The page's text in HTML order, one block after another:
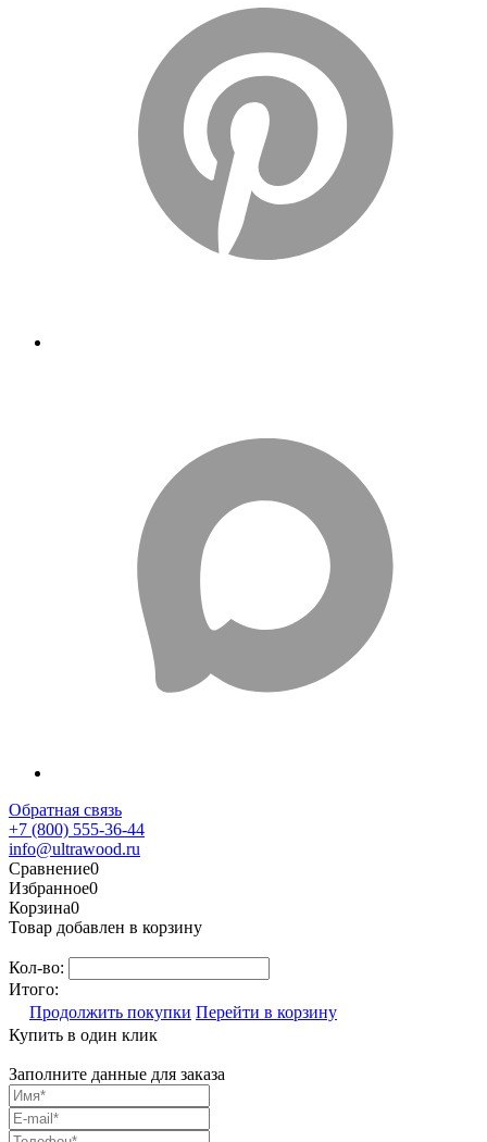
Обратная связь
+7 (800) 555-36-44
info@ultrawood.ru
Сравнение0
Избранное0
Корзина0
Товар добавлен в корзину
Кол-во:
Итого:
Продолжить покупки Перейти в корзину
Купить в один клик
Заполните данные для заказа